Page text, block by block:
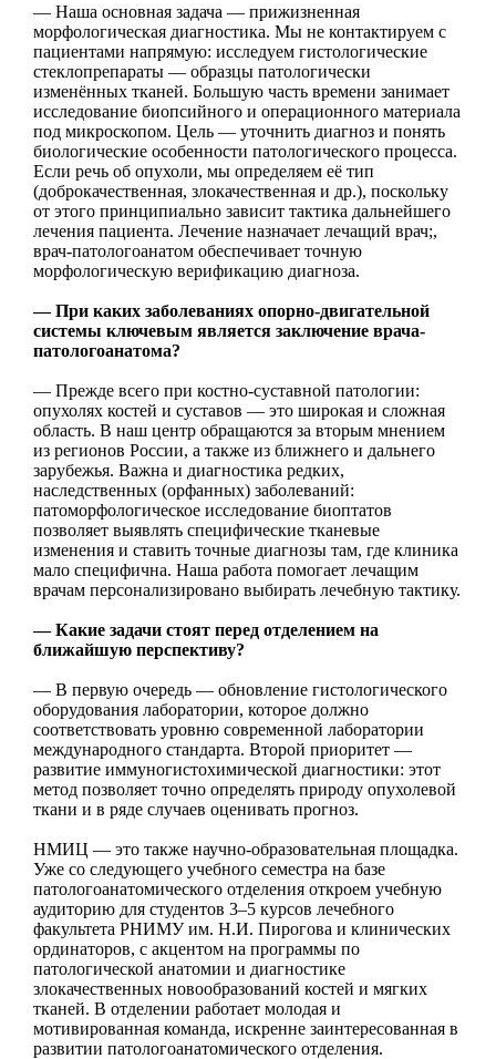
— Наша основная задача — прижизненная
морфологическая диагностика. Мы не контактируем с
пациентами напрямую: исследуем гистологические
стеклопрепараты — образцы патологически
изменённых тканей. Большую часть времени занимает
исследование биопсийного и операционного материала
под микроскопом. Цель — уточнить диагноз и понять
биологические особенности патологического процесса.
Если речь об опухоли, мы определяем её тип
(доброкачественная, злокачественная и др.), поскольку
от этого принципиально зависит тактика дальнейшего
лечения пациента. Лечение назначает лечащий врач;,
врач-патологоанатом обеспечивает точную
морфологическую верификацию диагноза.
— При каких заболеваниях опорно-двигательной
системы ключевым является заключение врача-
патологоанатома?
— Прежде всего при костно-суставной патологии:
опухолях костей и суставов — это широкая и сложная
область. В наш центр обращаются за вторым мнением
из регионов России, а также из ближнего и дальнего
зарубежья. Важна и диагностика редких,
наследственных (орфанных) заболеваний:
патоморфологическое исследование биоптатов
позволяет выявлять специфические тканевые
изменения и ставить точные диагнозы там, где клиника
мало специфична. Наша работа помогает лечащим
врачам персонализировано выбирать лечебную тактику.
— Какие задачи стоят перед отделением на
ближайшую перспективу?
— В первую очередь — обновление гистологического
оборудования лаборатории, которое должно
соответствовать уровню современной лаборатории
международного стандарта. Второй приоритет —
развитие иммуногистохимической диагностики: этот
метод позволяет точно определять природу опухолевой
ткани и в ряде случаев оценивать прогноз.
НМИЦ — это также научно-образовательная площадка.
Уже со следующего учебного семестра на базе
патологоанатомического отделения откроем учебную
аудиторию для студентов 3–5 курсов лечебного
факультета РНИМУ им. Н.И. Пирогова и клинических
ординаторов, с акцентом на программы по
патологической анатомии и диагностике
злокачественных новообразований костей и мягких
тканей. В отделении работает молодая и
мотивированная команда, искренне заинтересованная в
развитии патологоанатомического отделения.